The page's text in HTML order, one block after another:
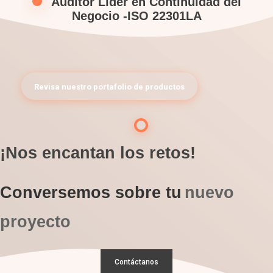
Negocio -ISO 22301LA
Revisa nuestro portafolio de productos
¡Nos encantan los retos!
Conversemos sobre tu nuevo
proyecto
Contáctanos